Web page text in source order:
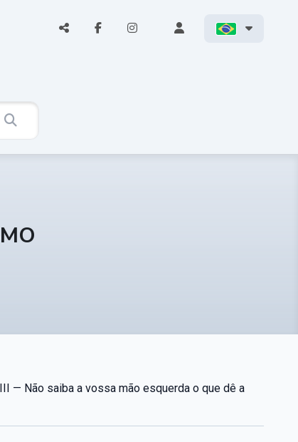
— Não saiba a vossa mão esquerda o que dê a